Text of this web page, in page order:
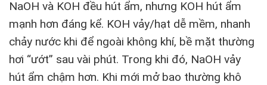
NaOH và KOH đều hút ẩm, nhưng KOH hút ẩm
mạnh hơn đáng kể. KOH vảy/hạt dễ mềm, nhanh
chảy nước khi để ngoài không khí, bề mặt thường
hơi “ướt” sau vài phút. Trong khi đó, NaOH vảy
hút ẩm chậm hơn. Khi mới mở bao thường khô